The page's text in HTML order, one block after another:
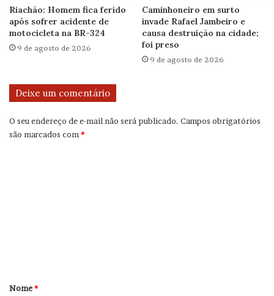
Riachão: Homem fica ferido
após sofrer acidente de
motocicleta na BR-324
9 de agosto de 2026
Caminhoneiro em surto
invade Rafael Jambeiro e
causa destruição na cidade;
foi preso
9 de agosto de 2026
Deixe um comentário
O seu endereço de e-mail não será publicado. Campos obrigatórios
são marcados com*
r
Nome*